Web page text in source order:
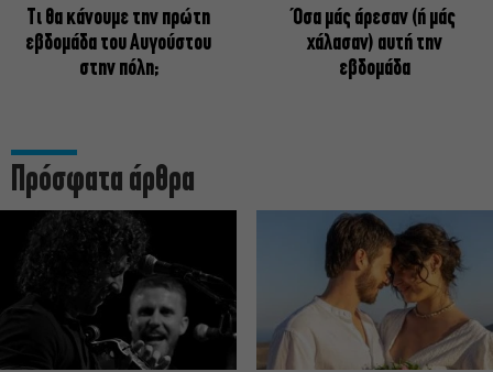
Τι θα κάνουμε την πρώτη
εβδομάδα του Αυγούστου
στην πόλη;
Όσα μάς άρεσαν (ή μάς
χάλασαν) αυτή την
εβδομάδα
Πρόσφατα άρθρα